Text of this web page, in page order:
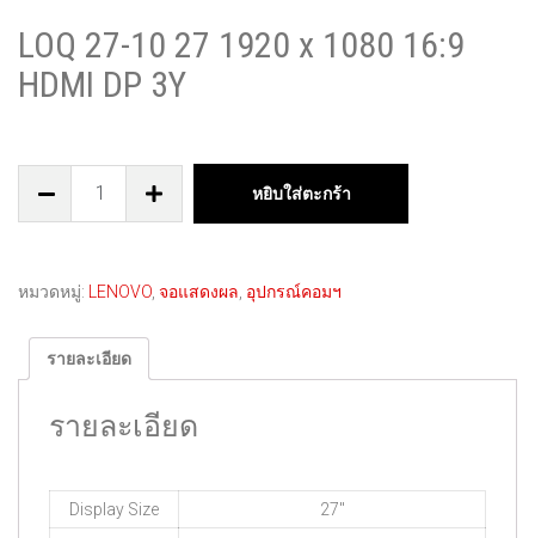
LOQ 27-10 27 1920 x 1080 16:9
HDMI DP 3Y
หยิบใส่ตะกร้า
หมวดหมู่: LENOVO จอแสดงผล อุปกรณ์คอมฯ
รายละเอียด
รายละเอียด
Display Size
27″